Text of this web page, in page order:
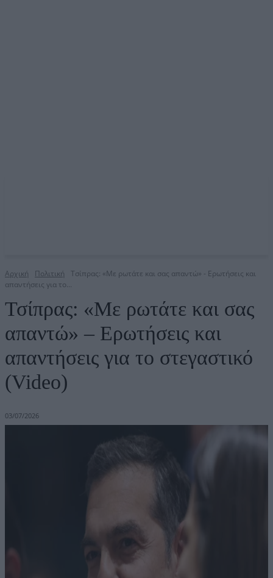
Αρχική Πολιτική
Τσίπρας: «Με ρωτάτε και σας απαντώ» - Ερωτήσεις και
απαντήσεις για το...
Τσίπρας: «Με ρωτάτε και σας
απαντώ» – Ερωτήσεις και
απαντήσεις για το στεγαστικό
(Video)
03/07/2026